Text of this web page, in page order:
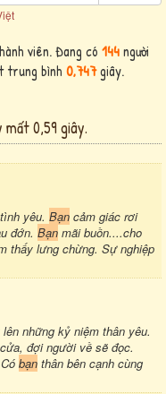
viên. Đang có 144người
trung bình 0,747giây.
0,59 giây.
yêu. Bạn cảm giác rơi
đớn. Bạn mãi buồn....cho
thấy lưng chừng. Sự nghiệp
những kỷ niệm thân yêu.
đợi người về sẽ đọc.
bạn thân bên cạnh cùng